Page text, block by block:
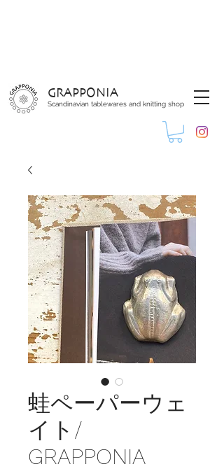
Scandinavian tablewares and knitting shop
GRAPPONIA
蛙ペーパーウェ
イト/
GRAPPONIA